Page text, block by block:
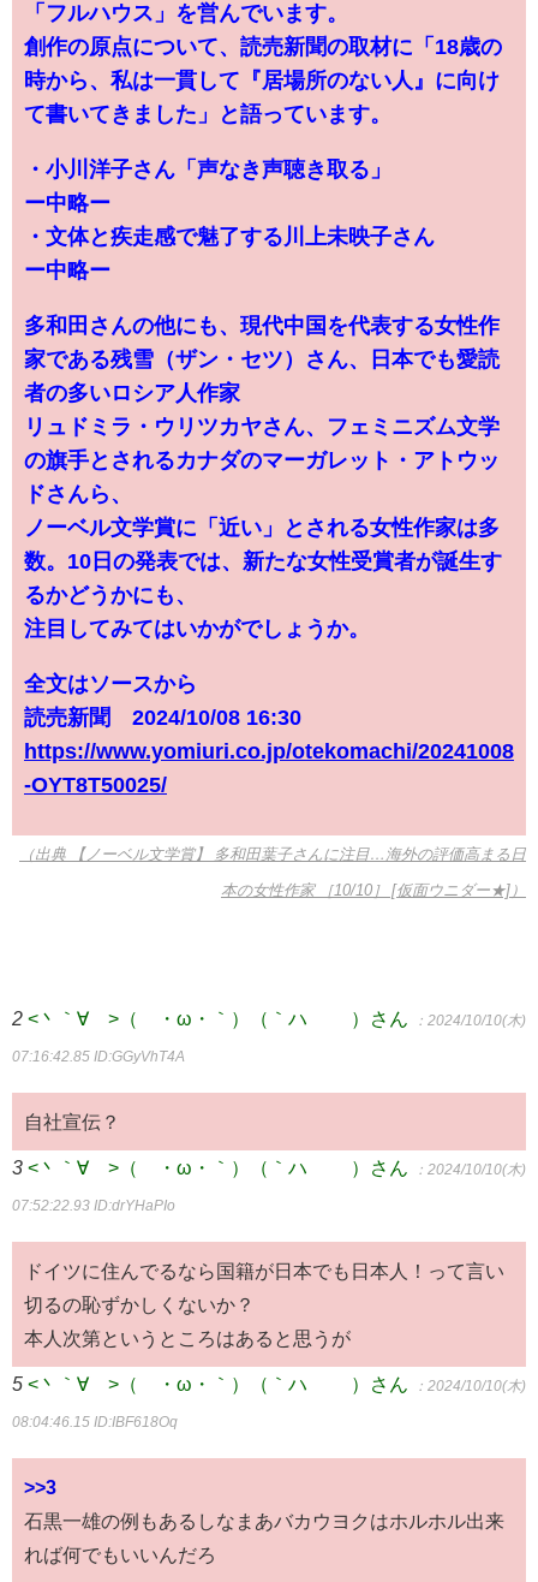
「フルハウス」を営んでいます。
創作の原点について、読売新聞の取材に「18歳の
時から、私は一貫して『居場所のない人』に向け
て書いてきました」と語っています。
・小川洋子さん「声なき声聴き取る」
ー中略ー
・文体と疾走感で魅了する川上未映子さん
ー中略ー
多和田さんの他にも、現代中国を代表する女性作
家である残雪（ザン・セツ）さん、日本でも愛読
者の多いロシア人作家
リュドミラ・ウリツカヤさん、フェミニズム文学
の旗手とされるカナダのマーガレット・アトウッ
ドさんら、
ノーベル文学賞に「近い」とされる女性作家は多
数。10日の発表では、新たな女性受賞者が誕生す
るかどうかにも、
注目してみてはいかがでしょうか。
全文はソースから
読売新聞 2024/10/08 16:30
https://www.yomiuri.co.jp/otekomachi/20241008
-OYT8T50025/
（出典 【ノーベル文学賞】 多和田葉子さんに注目…海外の評価高まる日
本の女性作家 ［10/10］ [仮面ウニダー★]）
2 <丶｀∀´>（´・ω・｀）（｀ハ´ ）さん ：2024/10/10(木)
07:16:42.85 ID:GGyVhT4A
自社宣伝？
3 <丶｀∀´>（´・ω・｀）（｀ハ´ ）さん ：2024/10/10(木)
07:52:22.93 ID:drYHaPIo
ドイツに住んでるなら国籍が日本でも日本人！って言い
切るの恥ずかしくないか？
本人次第というところはあると思うが
5 <丶｀∀´>（´・ω・｀）（｀ハ´ ）さん ：2024/10/10(木)
08:04:46.15 ID:IBF618Oq
>>3
石黒一雄の例もあるしなまあバカウヨクはホルホル出来
れば何でもいいんだろ